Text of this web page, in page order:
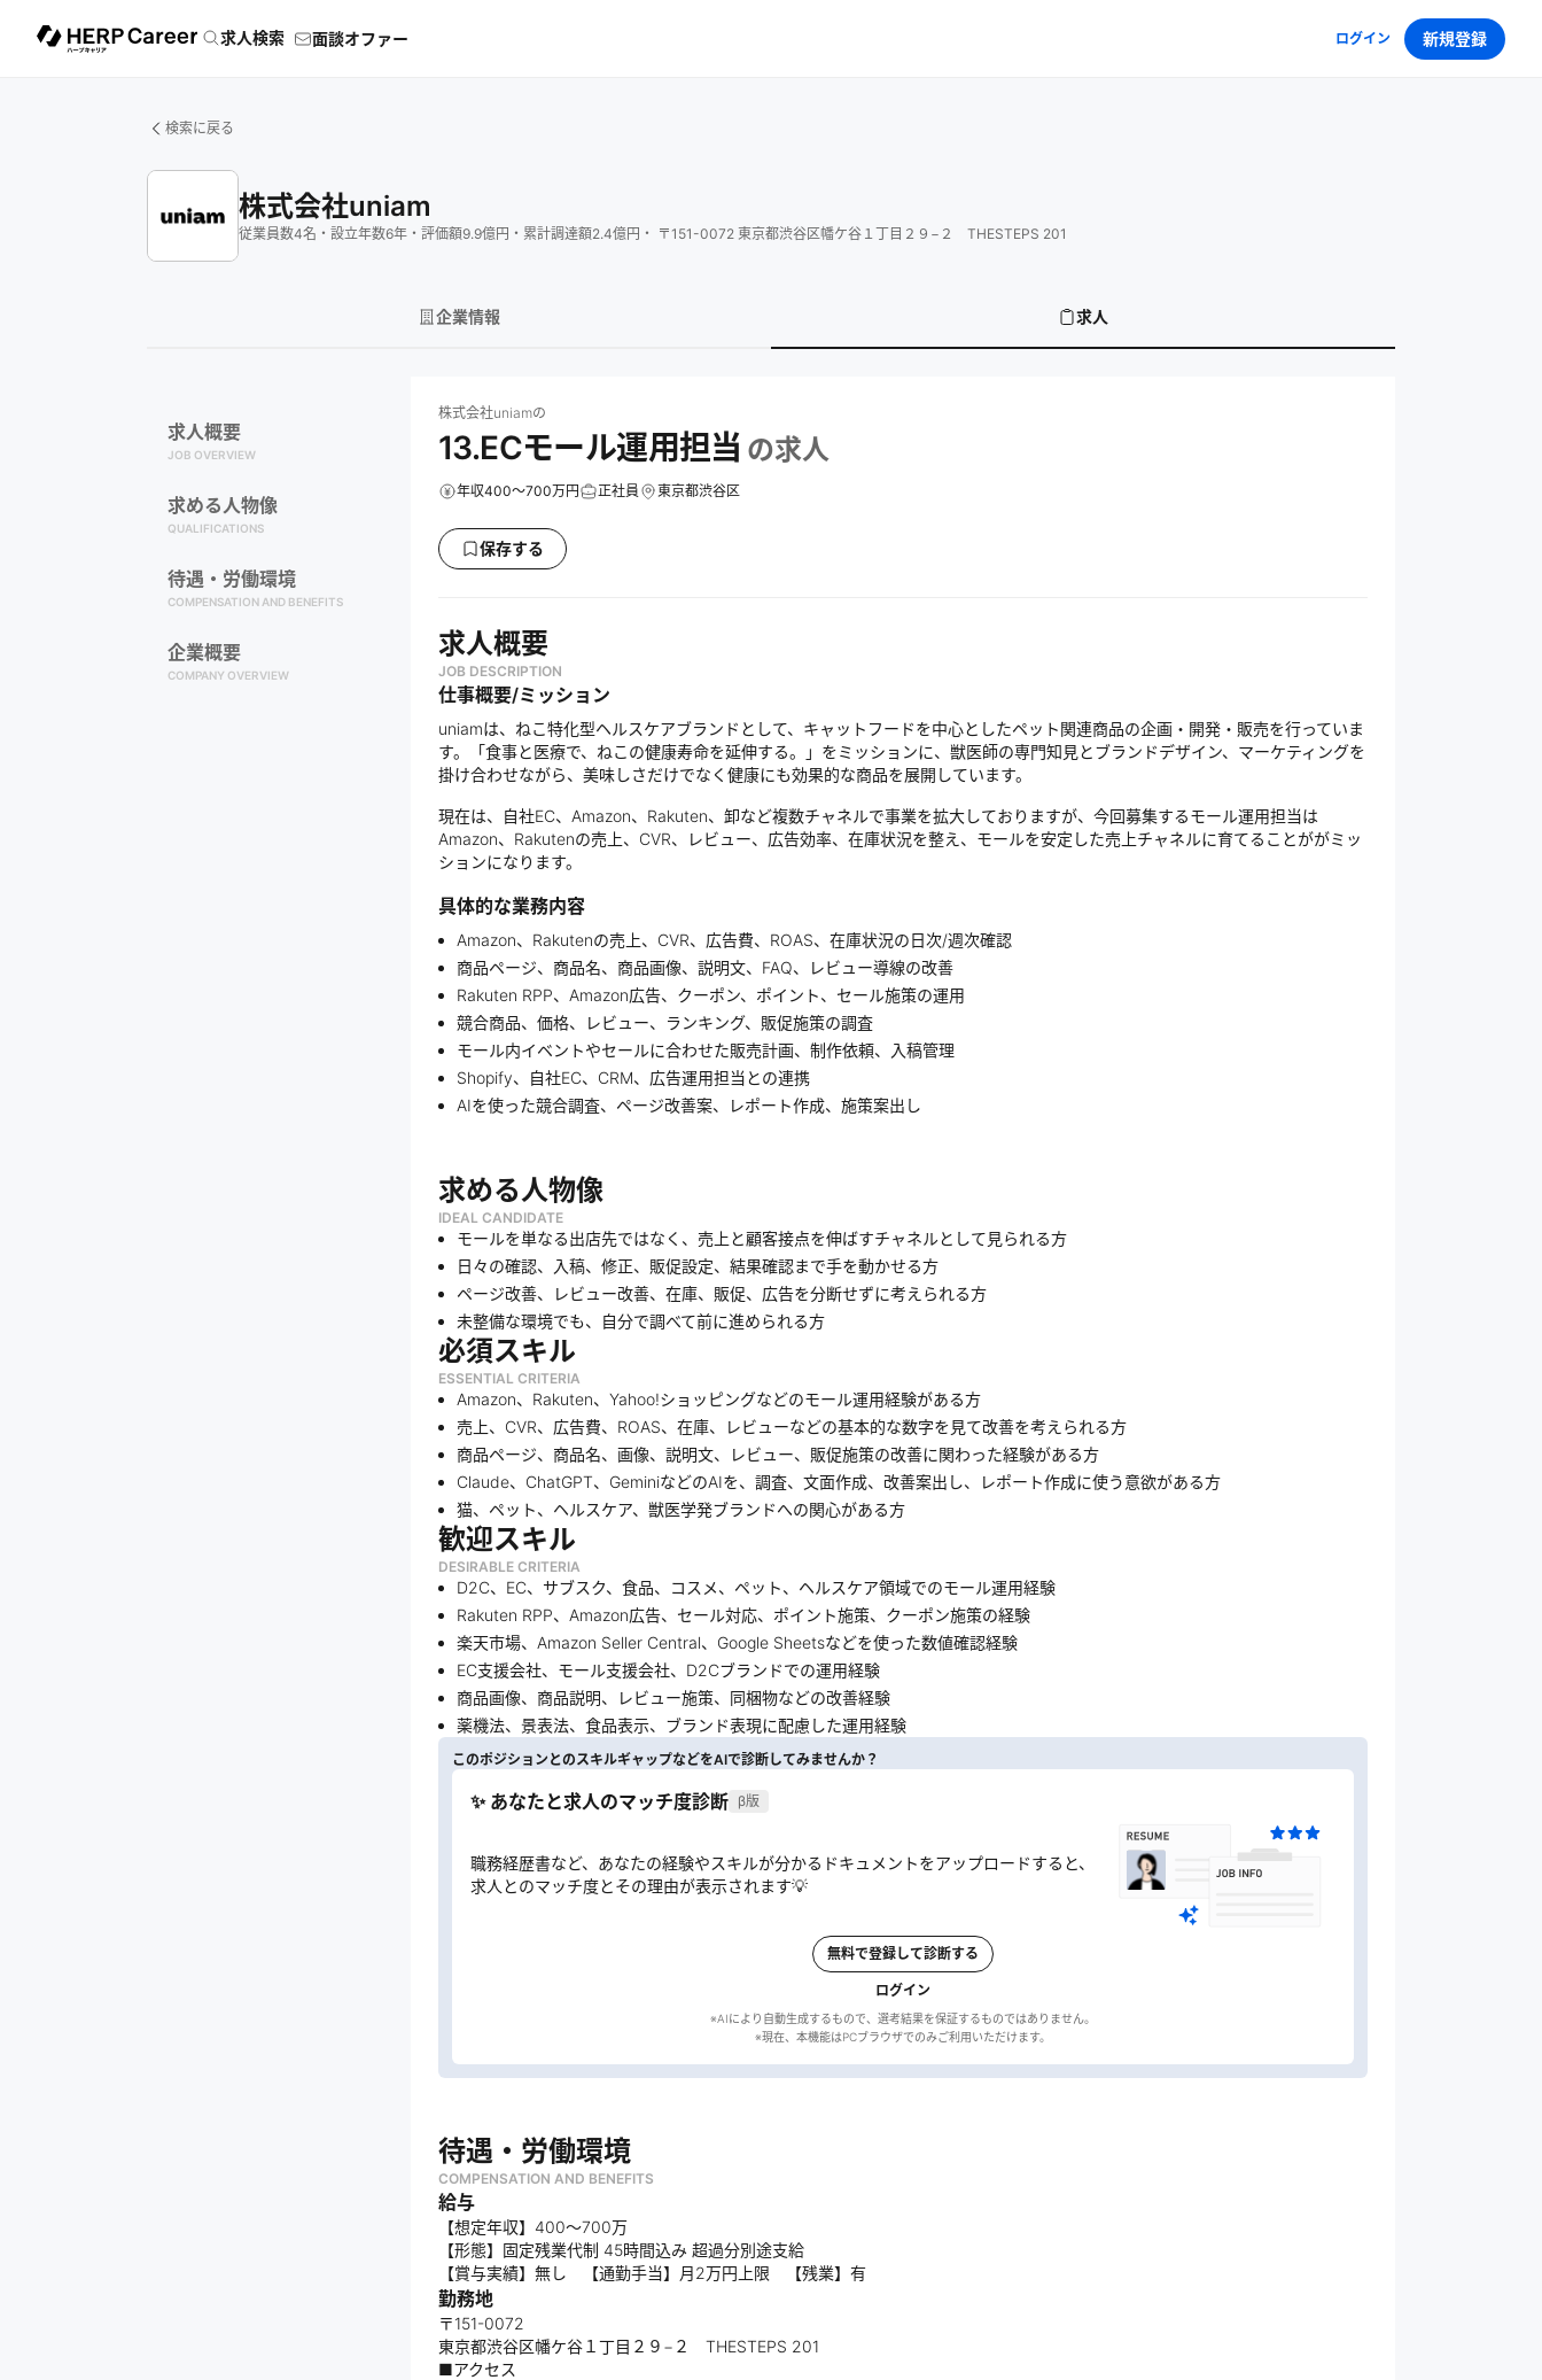
求人検索 面談オファー ログイン 新規登録
検索に戻る
株式会社uniam
従業員数4名 ・ 設立年数6年 ・ 評価額9.9億円 ・ 累計調達額2.4億円 ・ 〒151-0072 東京都渋谷区幡ケ谷１丁目２９−２ THESTEPS 201
企業情報 求人
求人概要
JOB OVERVIEW
求める人物像
QUALIFICATIONS
待遇・労働環境
COMPENSATION AND BENEFITS
企業概要
COMPANY OVERVIEW
株式会社uniamの
13.ECモール運用担当 の求人
年収400～700万円 正社員 東京都渋谷区
保存する
求人概要
JOB DESCRIPTION
仕事概要/ミッション
uniamは、ねこ特化型ヘルスケアブランドとして、キャットフードを中心としたペット関連商品の企画・開発・販売を行っていま
す。「食事と医療で、ねこの健康寿命を延伸する。」をミッションに、獣医師の専門知見とブランドデザイン、マーケティングを
掛け合わせながら、美味しさだけでなく健康にも効果的な商品を展開しています。
現在は、自社EC、Amazon、Rakuten、卸など複数チャネルで事業を拡大しておりますが、今回募集するモール運用担当は
Amazon、Rakutenの売上、CVR、レビュー、広告効率、在庫状況を整え、モールを安定した売上チャネルに育てることががミッ
ションになります。
具体的な業務内容
Amazon、Rakutenの売上、CVR、広告費、ROAS、在庫状況の日次/週次確認
商品ページ、商品名、商品画像、説明文、FAQ、レビュー導線の改善
Rakuten RPP、Amazon広告、クーポン、ポイント、セール施策の運用
競合商品、価格、レビュー、ランキング、販促施策の調査
モール内イベントやセールに合わせた販売計画、制作依頼、入稿管理
Shopify、自社EC、CRM、広告運用担当との連携
AIを使った競合調査、ページ改善案、レポート作成、施策案出し
求める人物像
IDEAL CANDIDATE
モールを単なる出店先ではなく、売上と顧客接点を伸ばすチャネルとして見られる方
日々の確認、入稿、修正、販促設定、結果確認まで手を動かせる方
ページ改善、レビュー改善、在庫、販促、広告を分断せずに考えられる方
未整備な環境でも、自分で調べて前に進められる方
必須スキル
ESSENTIAL CRITERIA
Amazon、Rakuten、Yahoo!ショッピングなどのモール運用経験がある方
売上、CVR、広告費、ROAS、在庫、レビューなどの基本的な数字を見て改善を考えられる方
商品ページ、商品名、画像、説明文、レビュー、販促施策の改善に関わった経験がある方
Claude、ChatGPT、GeminiなどのAIを、調査、文面作成、改善案出し、レポート作成に使う意欲がある方
猫、ペット、ヘルスケア、獣医学発ブランドへの関心がある方
歓迎スキル
DESIRABLE CRITERIA
D2C、EC、サブスク、食品、コスメ、ペット、ヘルスケア領域でのモール運用経験
Rakuten RPP、Amazon広告、セール対応、ポイント施策、クーポン施策の経験
楽天市場、Amazon Seller Central、Google Sheetsなどを使った数値確認経験
EC支援会社、モール支援会社、D2Cブランドでの運用経験
商品画像、商品説明、レビュー施策、同梱物などの改善経験
薬機法、景表法、食品表示、ブランド表現に配慮した運用経験
このポジションとのスキルギャップなどをAIで診断してみませんか？
✨ あなたと求人のマッチ度診断 β版
職務経歴書など、あなたの経験やスキルが分かるドキュメントをアップロードすると、
求人とのマッチ度とその理由が表示されます💡
無料で登録して診断する
ログイン
※AIにより自動生成するもので、選考結果を保証するものではありません。
待遇・労働環境
COMPENSATION AND BENEFITS
給与
【想定年収】400～700万
【形態】固定残業代制 45時間込み 超過分別途支給
【賞与実績】無し 【通勤手当】月2万円上限 【残業】有
勤務地
〒151-0072
東京都渋谷区幡ケ谷１丁目２９−２ THESTEPS 201
■アクセス